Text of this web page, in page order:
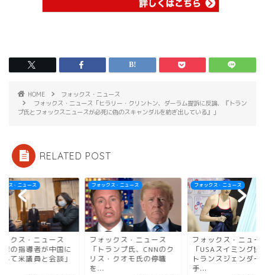
HOME
フォックス・ニュース
フォックス・ニュース「ヒラリー・クリントン、ダーラム提訴に反論、『トラン
プ氏とフォックスニュースが必死に偽のスキャンダルを紡ぎ出している』」
RELATED POST
クス・ニュース
ックス・ニュース
湾の指導者が中国に
て米議員と会談」
フォックス・ニュース
フォックス・ニュース
「トランプ氏、CNNのク
リス・クオモ氏の停職
を...
フォックス・ニュース
フォックス・ニュー
「USAスイミング協
トランスジェンダー
手...